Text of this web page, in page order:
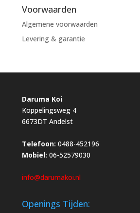
Voorwaarden
Algemene voorwaarden
Levering & garantie
Daruma Koi
Koppelingsweg 4
6673DT Andelst
Telefoon: 0488-452196
Mobiel: 06-52579030
info@darumakoi.nl
Openings Tijden: